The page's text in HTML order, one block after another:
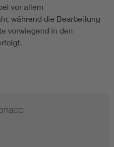
vor allem
während die Bearbeitung
vorwiegend in den